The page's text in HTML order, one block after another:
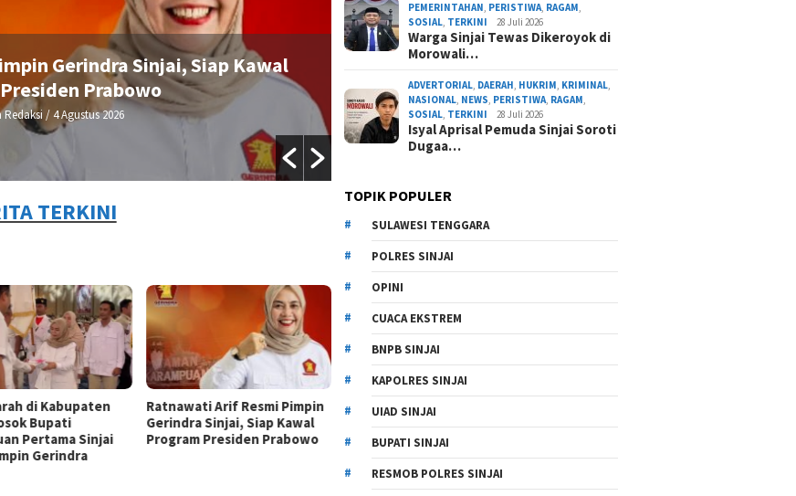
Gerindra Sinjai, Siap Kawal
Prabowo
Redaksi / 4 Agustus 2026
DEMA UIAD Serahkan Petisi Kenaikan Dana
Ormawa, Wakil Rektor III Siap Bawa ke
By Admin Redaksi
TERKINI
di Kabupaten
Bupati
Pertama Sinjai
Gerindra
Ratnawati Arif Resmi Pimpin
Gerindra Sinjai, Siap Kawal
Program Presiden Prabowo
PEMERINTAHAN, PERISTIWA, RAGAM,
SOSIAL, TERKINI 28 Juli 2026
Warga Sinjai Tewas Dikeroyok di
Morowali…
ADVERTORIAL, DAERAH, HUKRIM, KRIMINAL,
NASIONAL, NEWS, PERISTIWA, RAGAM,
SOSIAL, TERKINI 28 Juli 2026
Isyal Aprisal Pemuda Sinjai Soroti
Dugaa…
TOPIK POPULER
SULAWESI TENGGARA
POLRES SINJAI
OPINI
CUACA EKSTREM
BNPB SINJAI
KAPOLRES SINJAI
UIAD SINJAI
BUPATI SINJAI
RESMOB POLRES SINJAI